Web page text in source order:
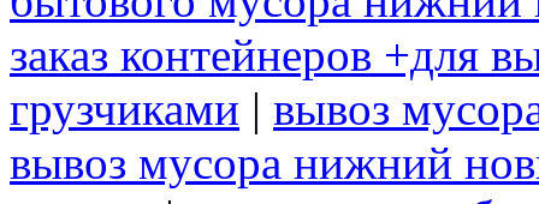
заказ контейнеров +для
грузчиками | вывоз
вывоз мусора нижний